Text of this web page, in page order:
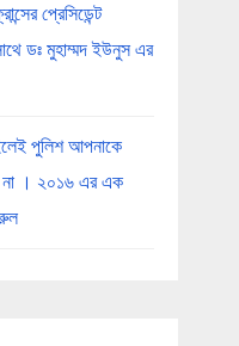
প্রেসিডেন্ট
ডঃ মুহাম্মদ ইউনুস এর
পুলিশ আপনাকে
না । ২০১৬ এর এক